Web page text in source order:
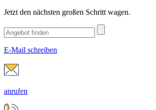
Jetzt den nächsten großen Schritt wagen.
E-Mail schreiben
anrufen